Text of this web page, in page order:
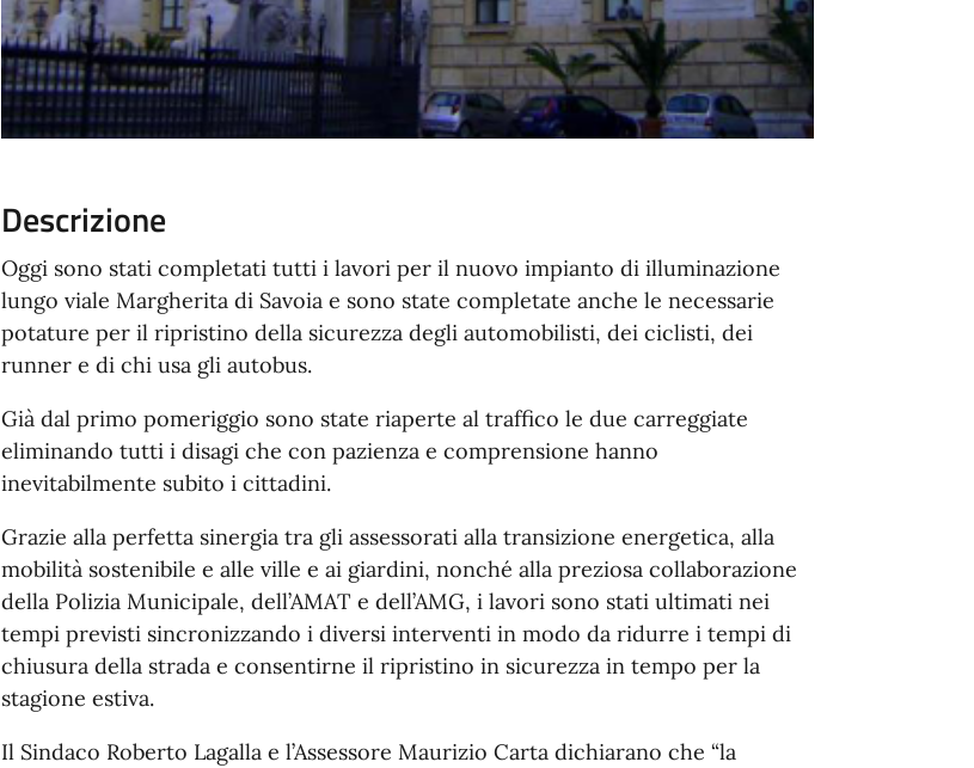
Descrizione
Oggi sono stati completati tutti i lavori per il nuovo impianto di illuminazione
lungo viale Margherita di Savoia e sono state completate anche le necessarie
potature per il ripristino della sicurezza degli automobilisti, dei ciclisti, dei
runner e di chi usa gli autobus.
Già dal primo pomeriggio sono state riaperte al traffico le due carreggiate
eliminando tutti i disagi che con pazienza e comprensione hanno
inevitabilmente subito i cittadini.
Grazie alla perfetta sinergia tra gli assessorati alla transizione energetica, alla
mobilità sostenibile e alle ville e ai giardini, nonché alla preziosa collaborazione
della Polizia Municipale, dell’AMAT e dell’AMG, i lavori sono stati ultimati nei
tempi previsti sincronizzando i diversi interventi in modo da ridurre i tempi di
chiusura della strada e consentirne il ripristino in sicurezza in tempo per la
stagione estiva.
Il Sindaco Roberto Lagalla e l’Assessore Maurizio Carta dichiarano che “la